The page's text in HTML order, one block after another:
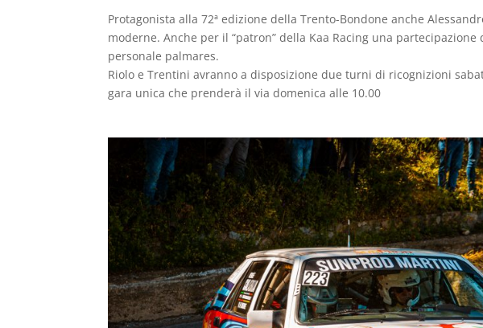
Protagonista alla 72ª edizione della Trento-Bondone anche
moderne. Anche per il “patron” della Kaa Racing una
personale palmares.
Riolo e Trentini avranno a disposizione due turni di ricognizioni
gara unica che prenderà il via domenica alle 10.00